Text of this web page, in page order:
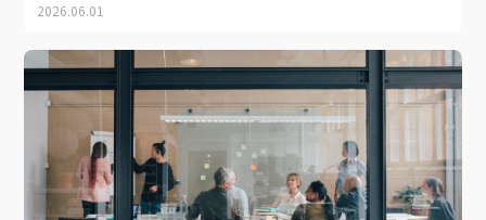
2026.06.01